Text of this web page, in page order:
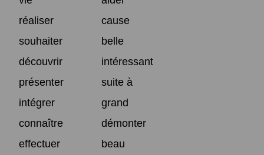
réaliser
cause
souhaiter
belle
découvrir
intéressant
présenter
suite à
intégrer
grand
connaître
démonter
effectuer
beau